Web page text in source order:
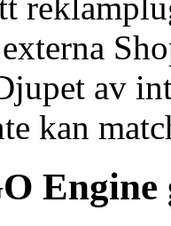
av
kan
Engine